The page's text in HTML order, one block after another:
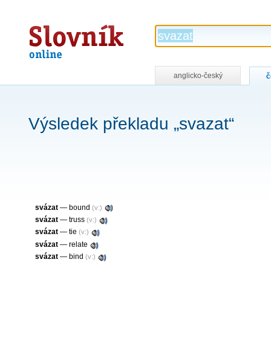
Slovník
online
anglicko-český
Výsledek překladu „svazat“
svázat — bound (v:)
svázat — truss (v:)
svázat — tie (v:)
svázat — relate
svázat — bind (v:)